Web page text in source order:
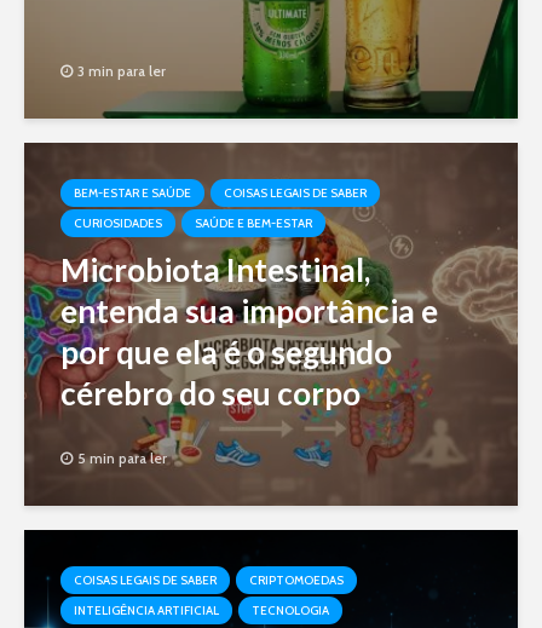
3 min para ler
BEM-ESTAR E SAÚDE
COISAS LEGAIS DE SABER
CURIOSIDADES
SAÚDE E BEM-ESTAR
Microbiota Intestinal,
entenda sua importância e
por que ela é o segundo
cérebro do seu corpo
5 min para ler
COISAS LEGAIS DE SABER
CRIPTOMOEDAS
INTELIGÊNCIA ARTIFICIAL
TECNOLOGIA